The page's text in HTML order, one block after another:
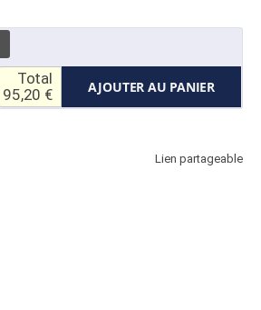
AJOUTER AU PANIER
Total
95,20 €
Lien partageable